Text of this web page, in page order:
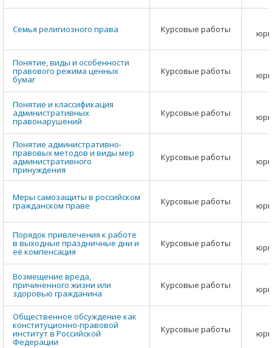
Семья религиозного права Курсовые работы
Понятие, виды и особенности
правового режима ценных
бумаг
Курсовые работы
Понятие и классификация
административных
правонарушений
Курсовые работы
Понятие административно-
правовых методов и виды мер
административного
принуждения
Курсовые работы
Меры самозащиты в российском
гражданском праве Курсовые работы
Порядок привлечения к работе
в выходные праздничные дни и
её компенсация
Курсовые работы
Возмещение вреда,
причиненного жизни или
здоровью гражданина
Курсовые работы
Общественное обсуждение как
конституционно-правовой
институт в Российской
Федерации
Курсовые работы